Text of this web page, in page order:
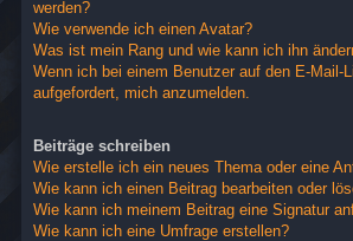
werden?
Wie verwende ich einen Avatar?
Was ist mein Rang und wie kann ich ihn
Wenn ich bei einem Benutzer auf den E-Mail-
aufgefordert, mich anzumelden.
Beiträge schreiben
Wie erstelle ich ein neues Thema oder eine
Wie kann ich einen Beitrag bearbeiten oder
Wie kann ich meinem Beitrag eine Signatur
Wie kann ich eine Umfrage erstellen?